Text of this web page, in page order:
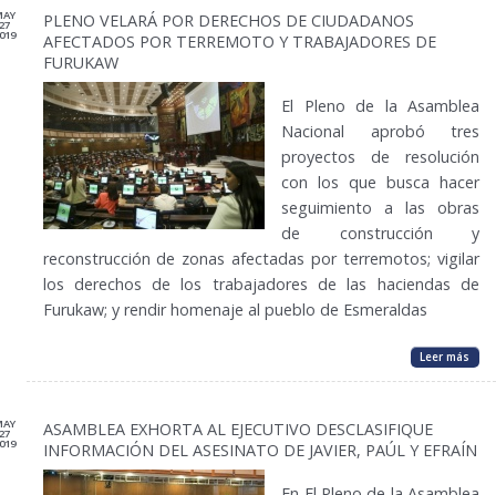
27
PLENO VELARÁ POR DERECHOS DE CIUDADANOS
AFECTADOS POR TERREMOTO Y TRABAJADORES DE
FURUKAW
El Pleno de la Asamblea
Nacional aprobó tres
proyectos de resolución
con los que busca hacer
seguimiento a las obras
de construcción y
reconstrucción de zonas afectadas por terremotos; vigilar
los derechos de los trabajadores de las haciendas de
Furukaw; y rendir homenaje al pueblo de Esmeraldas
Leer más
27
ASAMBLEA EXHORTA AL EJECUTIVO DESCLASIFIQUE
INFORMACIÓN DEL ASESINATO DE JAVIER, PAÚL Y EFRAÍN